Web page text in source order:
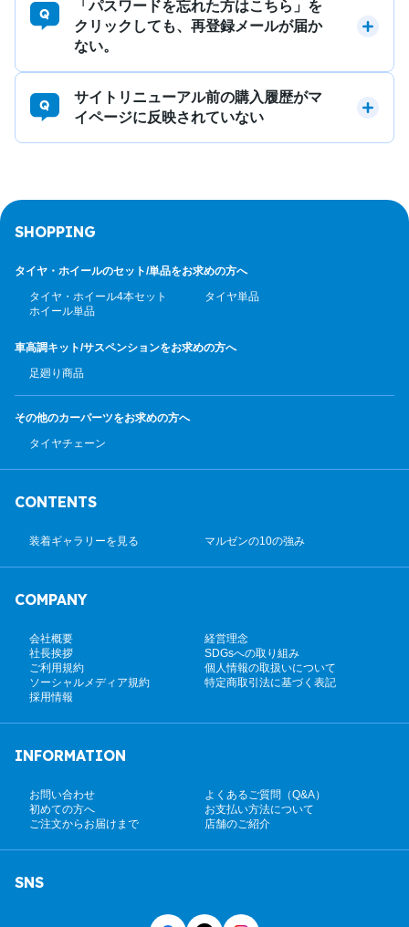
「パスワードを忘れた方はこちら」を
クリックしても、再登録メールが届か
ない。
サイトリニューアル前の購入履歴がマ
イページに反映されていない
SHOPPING
タイヤ・ホイールのセット/単品をお求めの方へ
タイヤ・ホイール4本セット
タイヤ単品
ホイール単品
車高調キット/サスペンションをお求めの方へ
足廻り商品
その他のカーパーツをお求めの方へ
タイヤチェーン
CONTENTS
装着ギャラリーを見る マルゼンの10の強み
COMPANY
会社概要
経営理念
社長挨拶
SDGsへの取り組み
ご利用規約
個人情報の取扱いについて
ソーシャルメディア規約
特定商取引法に基づく表記
採用情報
INFORMATION
お問い合わせ
よくあるご質問（Q&A）
初めての方へ
お支払い方法について
ご注文からお届けまで
店舗のご紹介
SNS